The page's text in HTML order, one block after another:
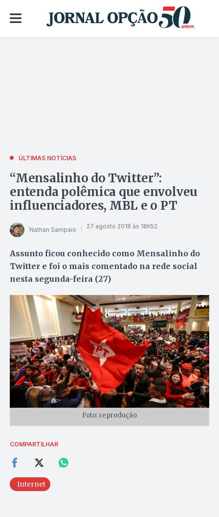
ÚLTIMAS NOTÍCIAS
“Mensalinho do Twitter”:
entenda polêmica que envolveu
influenciadores, MBL e o PT
Nathan Sampaio 27 agosto 2018 às 18h52
Assunto ficou conhecido como Mensalinho do
Twitter e foi o mais comentado na rede social
nesta segunda-feira (27)
Foto: reprodução
COMPARTILHAR
Internet